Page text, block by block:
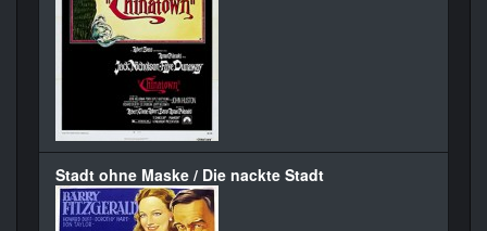
Stadt ohne Maske / Die nackte Stadt